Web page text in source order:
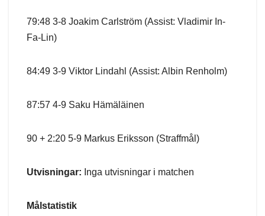
79:48 3-8 Joakim Carlström (Assist: Vladimir In-
Fa-Lin)
84:49 3-9 Viktor Lindahl (Assist: Albin Renholm)
87:57 4-9 Saku Hämäläinen
90 + 2:20 5-9 Markus Eriksson (Straffmål)
Utvisningar: Inga utvisningar i matchen
Målstatistik